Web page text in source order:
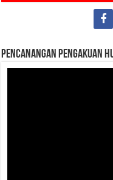
Pencanangan Pengakuan